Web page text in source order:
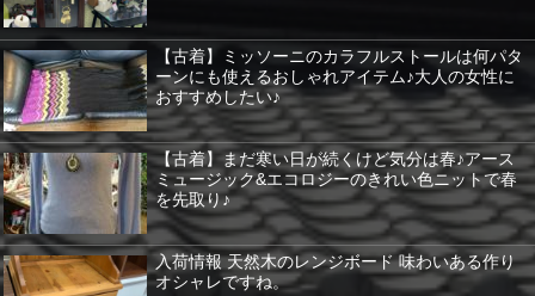
【古着】ミッソーニのカラフルストールは何パタ
ーンにも使えるおしゃれアイテム♪大人の女性に
おすすめしたい♪
【古着】まだ寒い日が続くけど気分は春♪アース
ミュージック&エコロジーのきれい色ニットで春
を先取り♪
入荷情報 天然木のレンジボード 味わいある作り
オシャレですね。